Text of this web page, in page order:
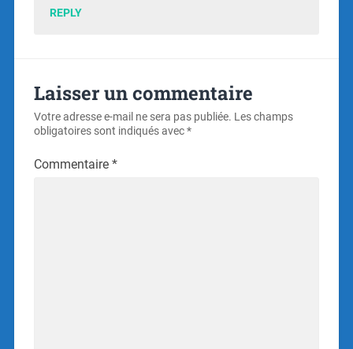
REPLY
Laisser un commentaire
Votre adresse e-mail ne sera pas publiée. Les champs
obligatoires sont indiqués avec*
Commentaire *